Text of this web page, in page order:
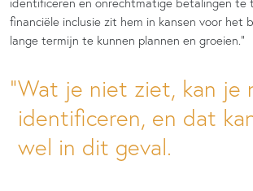
identificeren en onrechtmatige betalingen te
financiële inclusie zit hem in kansen voor het
lange termijn te kunnen plannen en groeien.”
Wat je niet ziet, kan je
identificeren, en dat
wel in dit geval.